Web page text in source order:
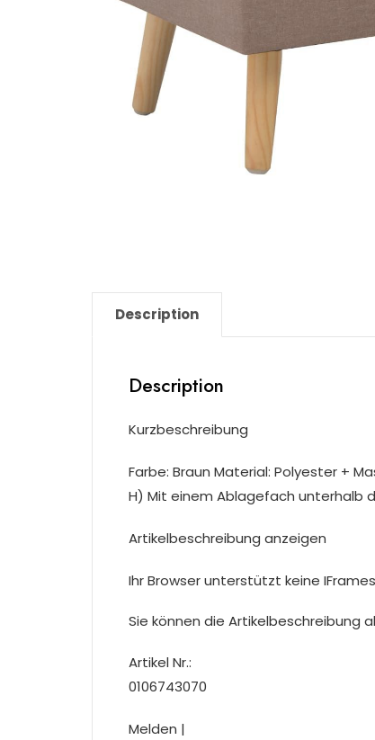
Description
Description
Kurzbeschreibung
Farbe: Braun Material: Polyester +
H) Mit einem Ablagefach unterhalb
Artikelbeschreibung anzeigen
Ihr Browser unterstützt keine
Sie können die Artikelbeschreibung
Artikel Nr.:
0106743070
Melden |